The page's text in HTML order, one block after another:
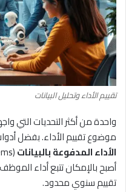
تقييم الأداء وتحليل البيانات
واحدة من أكثر التحديات التي
موضوع تقييم الأداء. بفضل
الأداء المدفوعة بالبيانات
أصبح بالإمكان تتبع أداء
تقييم سنوي محدود.